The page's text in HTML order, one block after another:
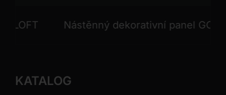
Nástěnný dekorativní panel GONG
KATALOG